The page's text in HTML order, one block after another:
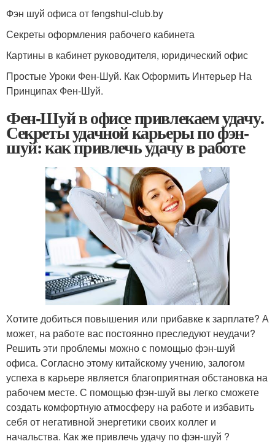
Фэн шуй офиса от fengshui-club.by
Секреты оформления рабочего кабинета
Картины в кабинет руководителя, юридический офис
Простые Уроки Фен-Шуй. Как Оформить Интерьер На
Принципах Фен-Шуй.
Фен-Шуй в офисе привлекаем удачу.
Секреты удачной карьеры по фэн-
шуй: как привлечь удачу в работе
Хотите добиться повышения или прибавке к зарплате? А
может, на работе вас постоянно преследуют неудачи?
Решить эти проблемы можно с помощью фэн-шуй
офиса. Согласно этому китайскому учению, залогом
успеха в карьере является благоприятная обстановка на
рабочем месте. С помощью фэн-шуй вы легко сможете
создать комфортную атмосферу на работе и избавить
себя от негативной энергетики своих коллег и
начальства. Как же привлечь удачу по фэн-шуй ?